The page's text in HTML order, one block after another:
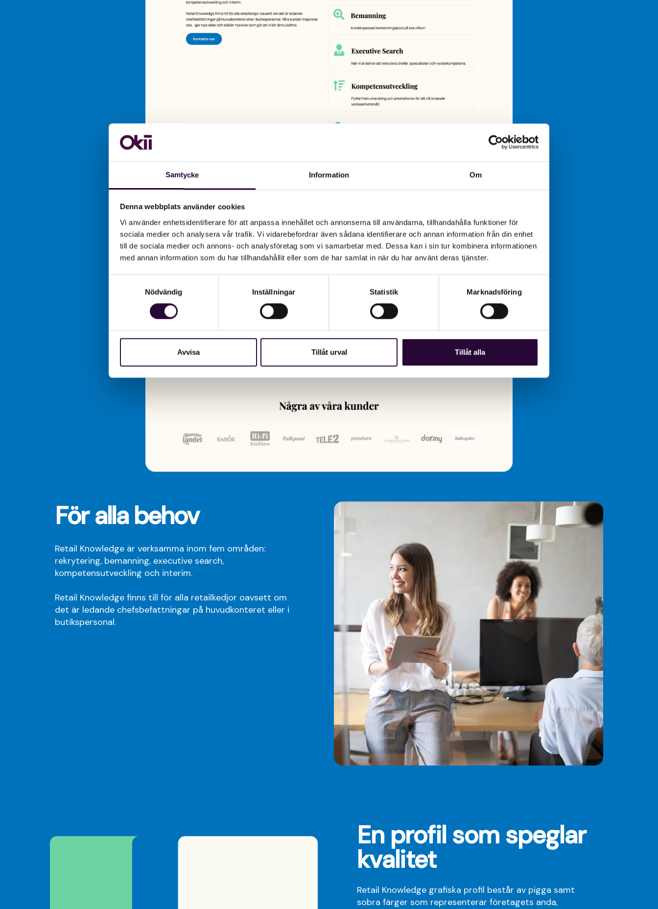
Samtycke Information Om
Denna webbplats använder cookies
Vi använder enhetsidentifierare för att anpassa innehållet och annonserna till användarna, tillhandahålla funktioner för
sociala medier och analysera vår trafik. Vi vidarebefordrar även sådana identifierare och annan information från din enhet
till de sociala medier och annons- och analysföretag som vi samarbetar med. Dessa kan i sin tur kombinera informationen
med annan information som du har tillhandahållit eller som de har samlat in när du har använt deras tjänster.
Nödvändig
Inställningar Statistik Marknadsföring
Avvisa Tillåt urval Tillåt alla
För alla behov
Retail Knowledge är verksamma inom fem områden:
rekrytering, bemanning, executive search,
kompetensutveckling och interim.
Retail Knowledge finns till för alla retailkedjor oavsett om
det är ledande chefsbefattningar på huvudkonteret eller i
butikspersonal.
En profil som speglar
kvalitet
Retail Knowledge grafiska profil består av pigga samt
sobra färger som representerar företagets anda,